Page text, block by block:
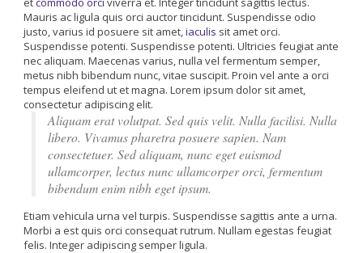
Mauris ac ligula quis orci auctor tincidunt. Suspendisse odio
justo, varius id posuere sit amet,iaculis sit amet orci.
Suspendisse potenti. Suspendisse potenti. Ultricies feugiat ante
nec aliquam. Maecenas varius, nulla vel fermentum semper,
metus nibh bibendum nunc, vitae suscipit. Proin vel ante a orci
tempus eleifend ut et magna. Lorem ipsum dolor sit amet,
consectetur adipiscing elit.
Aliquam erat volutpat. Sed quis velit. Nulla facilisi. Nulla
libero. Vivamus pharetra posuere sapien. Nam
consectetuer. Sed aliquam, nunc eget euismod
ullamcorper, lectus nunc ullamcorper orci, fermentum
bibendum enim nibh eget ipsum.
Etiam vehicula urna vel turpis. Suspendisse sagittis ante a urna.
Morbi a est quis orci consequat rutrum. Nullam egestas feugiat
felis. Integer adipiscing semper ligula.